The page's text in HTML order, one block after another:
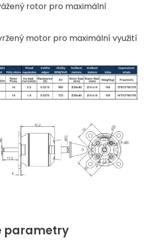
rotor pro maximální
motor pro maximální využití
parametry